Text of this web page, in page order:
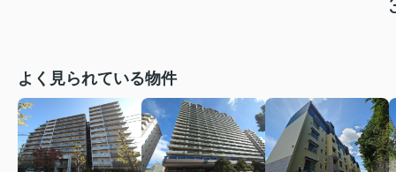
よく見られている物件